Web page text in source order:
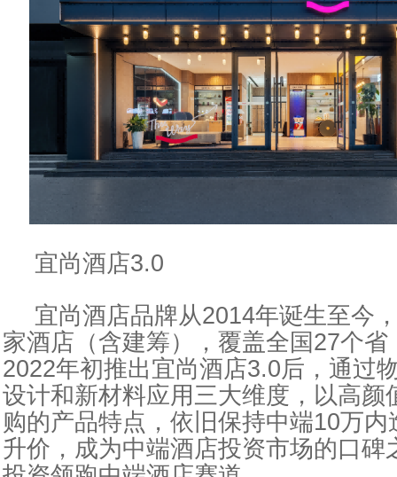
宜尚酒店3.0
宜尚酒店品牌从2014年诞生至今
家酒店（含建筹），覆盖全国27个
2022年初推出宜尚酒店3.0后，通过
设计和新材料应用三大维度，以高颜
购的产品特点，依旧保持中端10万
升价，成为中端酒店投资市场的口碑